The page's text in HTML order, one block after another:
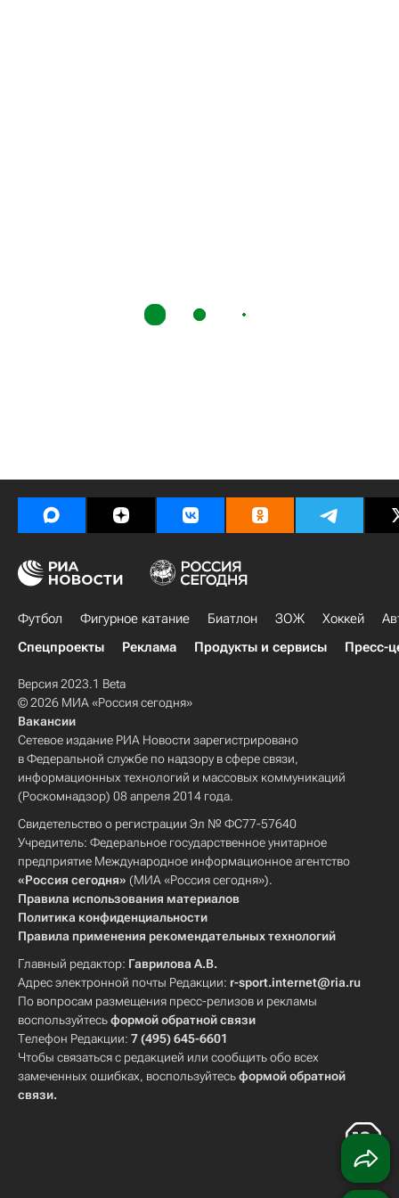
Футбол Фигурное катание Биатлон ЗОЖ Хоккей
Спецпроекты
Реклама Продукты и сервисы Пресс-
Версия 2023.1 Beta
© 2026 МИА «Россия сегодня»
Вакансии
Сетевое издание РИА Новости зарегистрировано
в Федеральной службе по надзору в сфере связи,
информационных технологий и массовых коммуникаций
(Роскомнадзор) 08 апреля 2014 года.
Свидетельство о регистрации Эл № ФС77-57640
Учредитель: Федеральное государственное унитарное
предприятие Международное информационное агентство
«Россия сегодня» (МИА «Россия сегодня»).
Правила использования материалов
Политика конфиденциальности
Правила применения рекомендательных технологий
Главный редактор: Гаврилова А.В.
Адрес электронной почты Редакции: r-sport.internet@ria.ru
По вопросам размещения пресс-релизов и рекламы
воспользуйтесьформой обратной связи
Телефон Редакции: 7 (495) 645-6601
Чтобы связаться с редакцией или сообщить обо всех
замеченных ошибках, воспользуйтесьформой обратной
связи.